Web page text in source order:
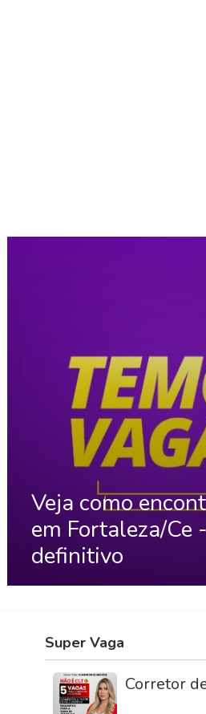
Veja como
em Fortaleza/Ce
definitivo
Super Vaga
Corretor